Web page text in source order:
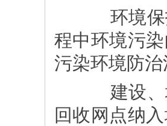
环境保
程中环境污
污染环境防
建设、
回收网点纳